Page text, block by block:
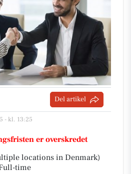
Del artikel
- kl. 13:25
er overskredet
locations in Denmark)
time